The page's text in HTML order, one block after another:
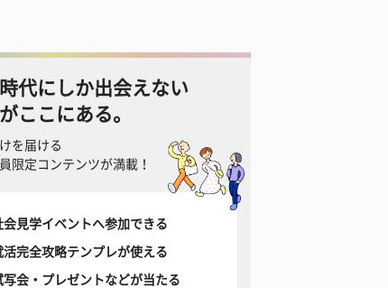
代にしか出会えない
ここにある。
を届ける
限定コンテンツが満載！
会見学イベントへ参加できる
活完全攻略テンプレが使える
写会・プレゼントなどが当たる